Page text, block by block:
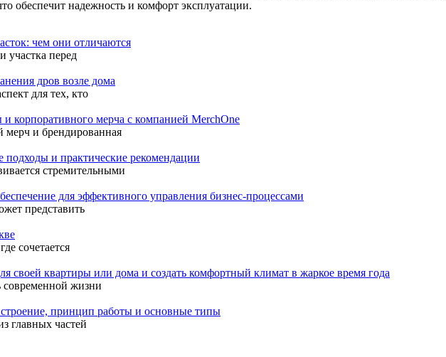
обеспечит надежность и комфорт эксплуатации.
чем они отличаются
участка перед
дров возле дома
для тех, кто
корпоративного мерча с компанией MerchOne
мерч и брендированная
и практические рекомендации
стремительными
для эффективного управления бизнес-процессами
представить
сочетается
своей квартиры или дома и создать комфортный климат в жаркое время года
современной жизни
принцип работы и основные типы
главных частей